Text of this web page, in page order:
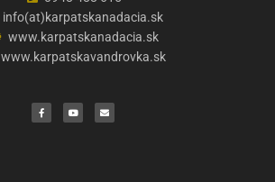
info(at)karpatskanadacia.sk
www.karpatskanadacia.sk
www.karpatskavandrovka.sk
c
e
b
u
t
u
v
e
l